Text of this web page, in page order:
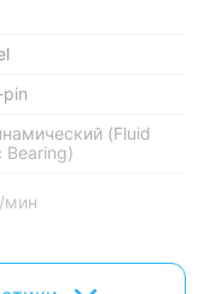
(Fluid
Bearing)
мин